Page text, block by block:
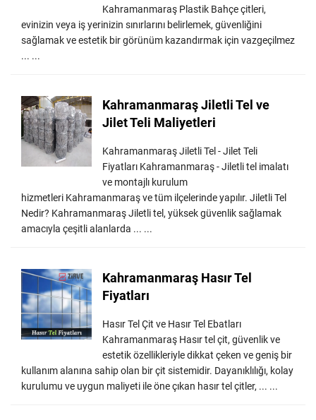
Kahramanmaraş Plastik Bahçe çitleri,
evinizin veya iş yerinizin sınırlarını belirlemek, güvenliğini
sağlamak ve estetik bir görünüm kazandırmak için vazgeçilmez
... ...
Kahramanmaraş Jiletli Tel ve
Jilet Teli Maliyetleri
Kahramanmaraş Jiletli Tel - Jilet Teli
Fiyatları Kahramanmaraş - Jiletli tel imalatı
ve montajlı kurulum
hizmetleri Kahramanmaraş ve tüm ilçelerinde yapılır. Jiletli Tel
Nedir? Kahramanmaraş Jiletli tel, yüksek güvenlik sağlamak
amacıyla çeşitli alanlarda ... ...
Kahramanmaraş Hasır Tel
Fiyatları
Hasır Tel Çit ve Hasır Tel Ebatları
Kahramanmaraş Hasır tel çit, güvenlik ve
estetik özellikleriyle dikkat çeken ve geniş bir
kullanım alanına sahip olan bir çit sistemidir. Dayanıklılığı, kolay
kurulumu ve uygun maliyeti ile öne çıkan hasır tel çitler, ... ...